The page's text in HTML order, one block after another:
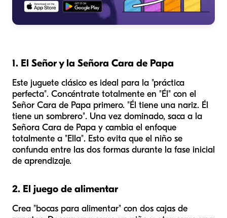
1. El Señor y la Señora Cara de Papa
Este juguete clásico es ideal para la "práctica
perfecta". Concéntrate totalmente en "Él" con el
Señor Cara de Papa primero. "Él tiene una nariz. Él
tiene un sombrero". Una vez dominado, saca a la
Señora Cara de Papa y cambia el enfoque
totalmente a "Ella". Esto evita que el niño se
confunda entre las dos formas durante la fase inicial
de aprendizaje.
2. El juego de alimentar
Crea "bocas para alimentar" con dos cajas de